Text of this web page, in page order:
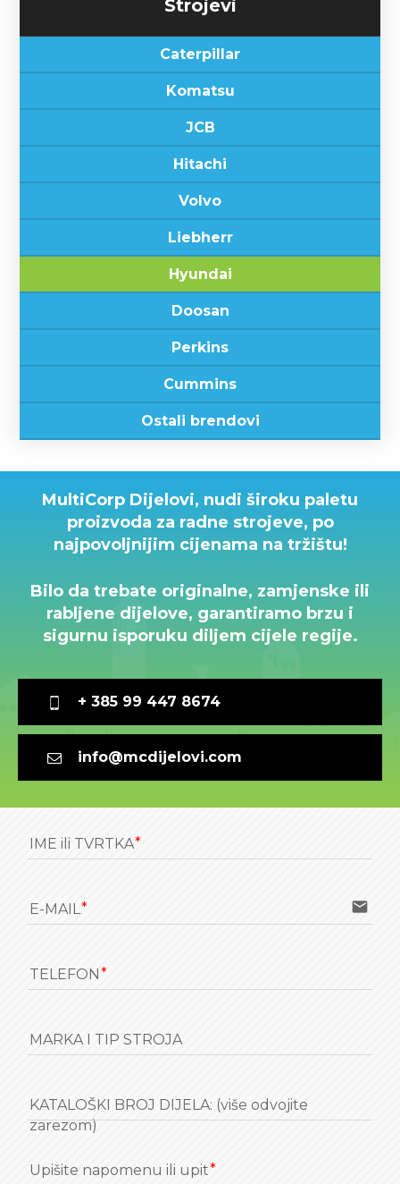
Strojevi
Caterpillar
Komatsu
JCB
Hitachi
Volvo
Liebherr
Hyundai
Doosan
Perkins
Cummins
Ostali brendovi
MultiCorp Dijelovi, nudi široku paletu
proizvoda za radne strojeve, po
najpovoljnijim cijenama na tržištu!
​Bilo da trebate originalne, zamjenske ili
rabljene dijelove, garantiramo brzu i
sigurnu isporuku diljem cijele regije.
+ 385 99 447 8674
info@mcdijelovi.com
IME ili TVRTKA
E-MAIL email
TELEFON
MARKA I TIP STROJA
KATALOŠKI BROJ DIJELA: (više odvojite
zarezom)
Upišite napomenu ili upit